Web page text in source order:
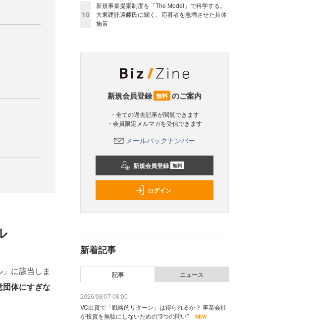
に該当しま
団体にすぎな
10
新規事業提案制度を「The Model」で科学する。
大東建託遠藤氏に聞く、応募者を急増させた具体
施策
新規会員登録 無料 のご案内
・全ての過去記事が閲覧できます
・会員限定メルマガを受信できます
メールバックナンバー
新規会員登録 無料
ログイン
新着記事
記事 ニュース
2026/08/07 08:00
VC出資で「戦略的リターン」は得られるか？ 事業会社
が投資を無駄にしないための“3つの問い”
NEW